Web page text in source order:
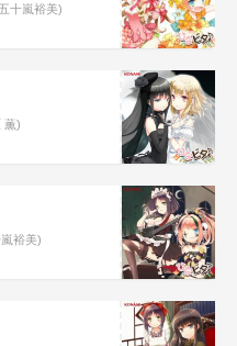
十嵐裕美)
薫)
裕美)